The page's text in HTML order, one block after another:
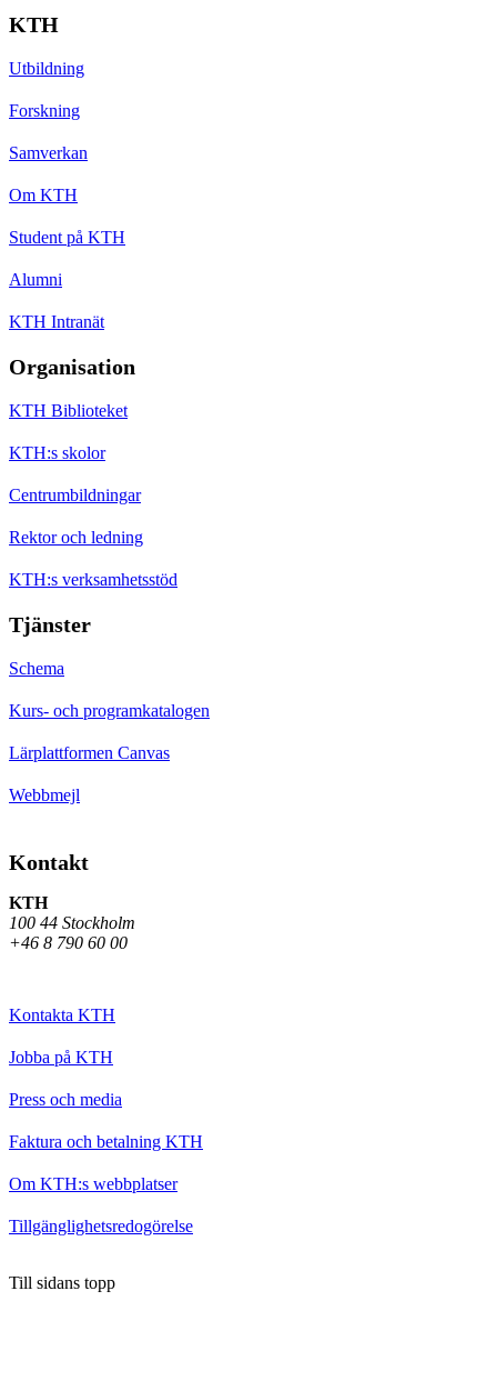
KTH
Utbildning
Forskning
Samverkan
Om KTH
Student på KTH
Alumni
KTH Intranät
Organisation
KTH Biblioteket
KTH:s skolor
Centrumbildningar
Rektor och ledning
KTH:s verksamhetsstöd
Tjänster
Schema
Kurs- och programkatalogen
Lärplattformen Canvas
Webbmejl
Kontakt
KTH
100 44 Stockholm
+46 8 790 60 00
Kontakta KTH
Jobba på KTH
Press och media
Faktura och betalning KTH
Om KTH:s webbplatser
Tillgänglighetsredogörelse
Till sidans topp